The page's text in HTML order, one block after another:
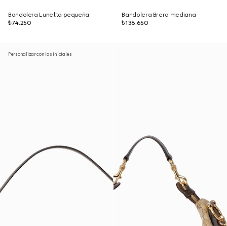
Bandolera Lunetta pequeña
₺74.250
Bandolera Brera mediana
₺136.650
Personalizar con las iniciales